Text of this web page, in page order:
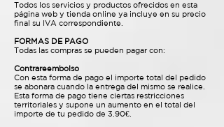
Todos los servicios y productos ofrecidos en esta
página web y tienda online ya incluye en su precio
final su IVA correspondiente.
FORMAS DE PAGO
Todas las compras se pueden pagar con:
Contrareembolso
Con esta forma de pago el importe total del pedido
se abonara cuando la entrega del mismo se realice.
Esta forma de pago tiene ciertas restricciones
territoriales y supone un aumento en el total del
importe de tu pedido de 3.90€.